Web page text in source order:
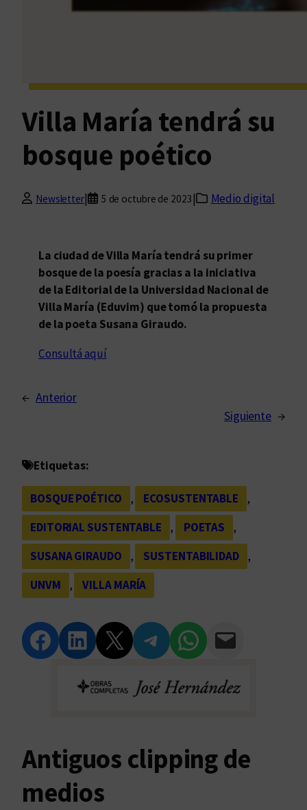
Villa María tendrá su
bosque poético
Newsletter| 5 de octubre de 2023 | Medio digital
La ciudad de Villa María tendrá su primer
bosque de la poesía gracias a la iniciativa
de la Editorial de la Universidad Nacional de
Villa María (Eduvim) que tomó la propuesta
de la poeta Susana Giraudo.
Consultá aquí
← Anterior
Siguiente →
Etiquetas:
BOSQUE POÉTICO , ECOSUSTENTABLE
,
EDITORIAL SUSTENTABLE
, POETAS
,
SUSANA GIRAUDO
, SUSTENTABILIDAD
,
UNVM
, VILLA MARÍA
Compartir en Facebook Compartir en LinkedIn Compartir en Twitter Compartir en Telegram Compartir en WhatsApp Compartir vía Email
Antiguos clipping de
medios